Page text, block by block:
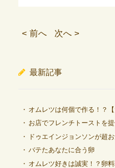
< 前へ 次へ >
最新記事
オムレツは何個で作る！？【
お店でフレンチトーストを
ドゥエインジョンソンが超
バテたあなたに合う卵
オムレツ好きは誠実！？卵